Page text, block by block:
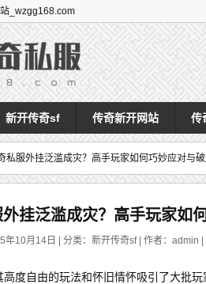
_wzgg168.com
新开传奇sf 传奇新开网站 传
私服外挂泛滥成灾？高手玩家如何巧妙应对与
挂泛滥成灾？高手玩家如
年10月14日 | 分类：新开传奇sf | 作者：admin |
度自由的玩法和怀旧情怀吸引了大批